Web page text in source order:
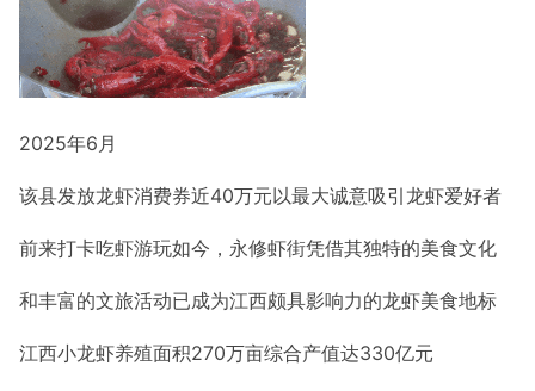
2025年6月
该县发放龙虾消费券近40万元以最大诚意吸引龙虾爱好者
前来打卡吃虾游玩如今，永修虾街凭借其独特的美食文化
和丰富的文旅活动已成为江西颇具影响力的龙虾美食地标
江西小龙虾养殖面积270万亩综合产值达330亿元